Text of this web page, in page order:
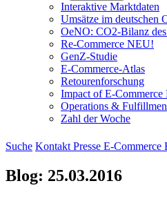
Interaktive Marktdaten
Umsätze im deutschen
OeNO: CO2-Bilanz
Re-Commerce NEU!
GenZ-Studie
E-Commerce-Atlas
Retourenforschung
Impact of E-
Operations &
Zahl der Woche
Suche Kontakt Presse E-Commerce
Blog: 25.03.2016